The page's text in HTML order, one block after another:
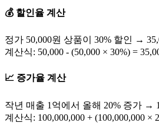
💰 할인율 계산
정가 50,000원 상품이 30% 할인 →
계산식: 50,000 - (50,000 × 30%) =
📈 증가율 계산
작년 매출 1억에서 올해 20% 증가 →
계산식: 100,000,000 + (100,000,000 ×